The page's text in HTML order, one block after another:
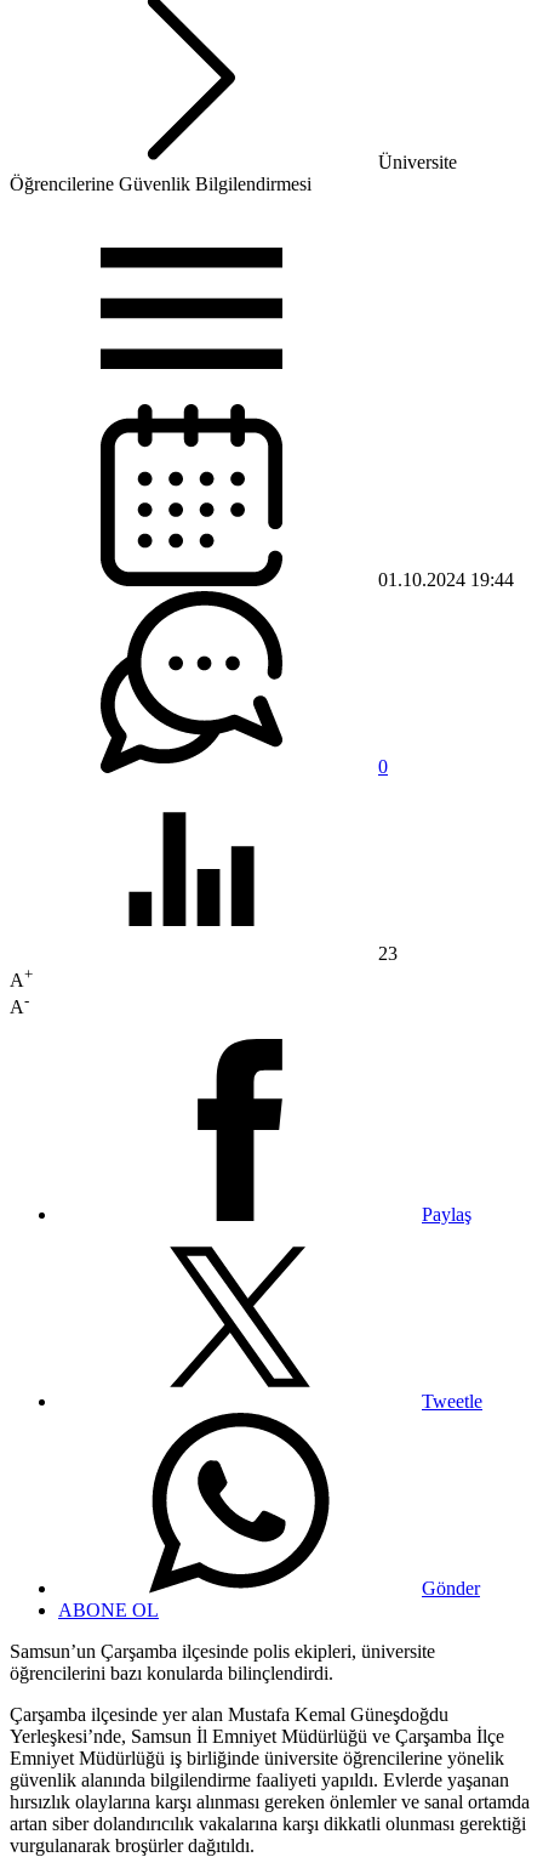
Üniversite
Öğrencilerine Güvenlik Bilgilendirmesi
01.10.2024 19:44
0
23
A+
A-
Paylaş
Tweetle
Gönder
ABONE OL
Samsun’un Çarşamba ilçesinde polis ekipleri, üniversite
öğrencilerini bazı konularda bilinçlendirdi.
Çarşamba ilçesinde yer alan Mustafa Kemal Güneşdoğdu
Yerleşkesi’nde, Samsun İl Emniyet Müdürlüğü ve Çarşamba İlçe
Emniyet Müdürlüğü iş birliğinde üniversite öğrencilerine yönelik
güvenlik alanında bilgilendirme faaliyeti yapıldı. Evlerde yaşanan
hırsızlık olaylarına karşı alınması gereken önlemler ve sanal ortamda
artan siber dolandırıcılık vakalarına karşı dikkatli olunması gerektiği
vurgulanarak broşürler dağıtıldı.